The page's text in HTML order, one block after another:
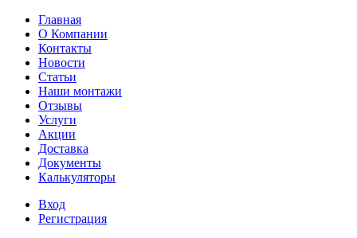
Главная
О Компании
Контакты
Новости
Статьи
Наши монтажи
Отзывы
Услуги
Акции
Доставка
Документы
Калькуляторы
Вход
Регистрация